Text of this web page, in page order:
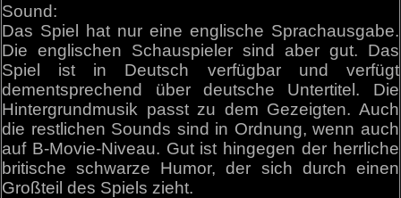
Sound:
Das Spiel hat nur eine englische Sprachausgabe.
Die englischen Schauspieler sind aber gut. Das
Spiel ist in Deutsch verfügbar und verfügt
dementsprechend über deutsche Untertitel. Die
Hintergrundmusik passt zu dem Gezeigten. Auch
die restlichen Sounds sind in Ordnung, wenn auch
auf B-Movie-Niveau. Gut ist hingegen der herrliche
britische schwarze Humor, der sich durch einen
Großteil des Spiels zieht.